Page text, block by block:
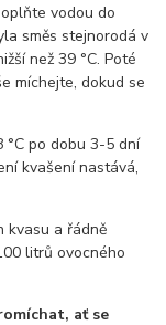
vodou do
směs stejnorodá v
než 39 °C. Poté
míchejte, dokud se
po dobu 3-5 dní
kvašení nastává,
kvasu a řádně
litrů ovocného
ať se